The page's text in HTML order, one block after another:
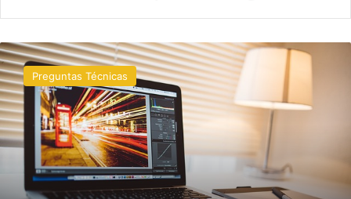
Qué
es
el
phishing
y
cómo
protegerme?
Preguntas Técnicas